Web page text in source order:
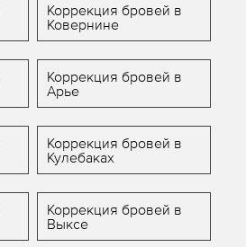
Коррекция бровей в
Ковернине
Коррекция бровей в
Арье
Коррекция бровей в
Кулебаках
Коррекция бровей в
Выксе